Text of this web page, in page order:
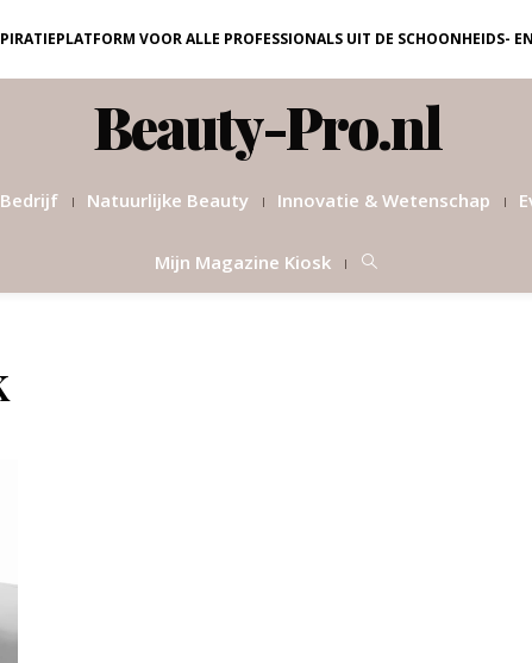
VOOR ALLE PROFESSIONALS UIT DE SCHOONHEIDS-
Beauty-Pro.nl
Natuurlijke Beauty Innovatie & Wetenschap
Mijn Magazine Kiosk